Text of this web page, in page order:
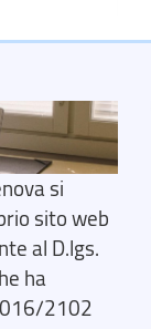
si
sito web
al D.lgs.
ha
2102